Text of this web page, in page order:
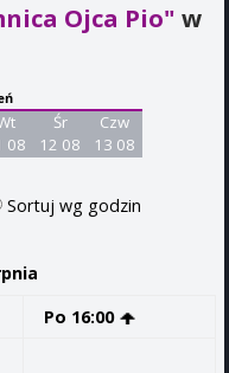
Ojca Pio" w
08
Śr
12 08
Czw
13 08
Sortuj wg godzin
Po 16:00